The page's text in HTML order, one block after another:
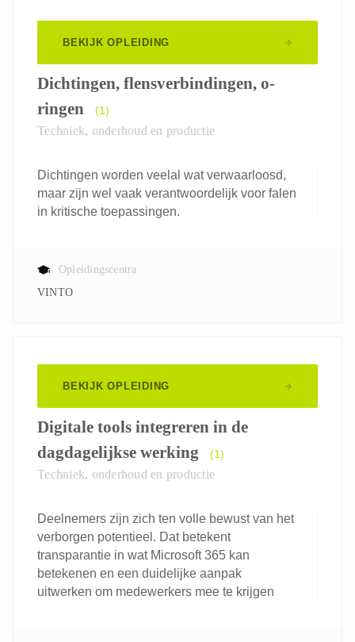
BEKIJK OPLEIDING
Dichtingen, flensverbindingen, o-
ringen
(1)
Techniek, onderhoud en productie
Dichtingen worden veelal wat verwaarloosd,
maar zijn wel vaak verantwoordelijk voor falen
in kritische toepassingen.
Opleidingscentra
VINTO
BEKIJK OPLEIDING
Digitale tools integreren in de
dagdagelijkse werking
(1)
Techniek, onderhoud en productie
Deelnemers zijn zich ten volle bewust van het
verborgen potentieel. Dat betekent
transparantie in wat Microsoft 365 kan
betekenen en een duidelijke aanpak
uitwerken om medewerkers mee te krijgen